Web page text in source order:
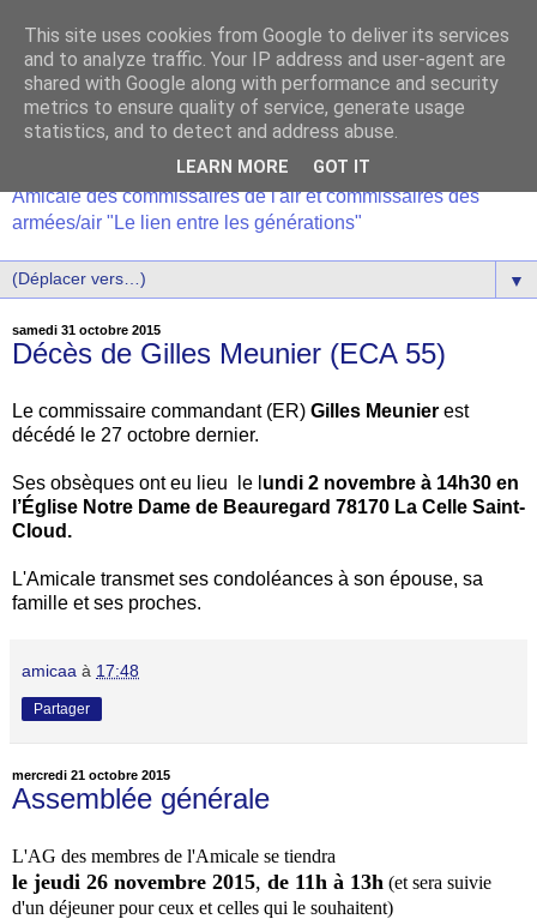
Amicale des commissaires de l'air et commissaires des
armées/air "Le lien entre les générations"
▼
samedi 31 octobre 2015
Décès de Gilles Meunier (ECA 55)
Le commissaire commandant (ER) Gilles Meunier est
décédé le 27 octobre dernier.
Ses obsèques ont eu lieu le l undi 2 novembre à 14h30 en
l’Église Notre Dame de Beauregard 78170 La Celle Saint-
Cloud.
L'Amicale transmet ses condoléances à son épouse, sa
famille et ses proches.
amicaa à 17:48
Partager
mercredi 21 octobre 2015
Assemblée générale
L'AG des membres de l'Amicale se tiendra
le jeudi 26 novembre 2015, de 11h à 13h (et sera suivie
d'un déjeuner pour ceux et celles qui le souhaitent)
This site uses cookies from Google to deliver its services
and to analyze traffic. Your IP address and user-agent are
shared with Google along with performance and security
metrics to ensure quality of service, generate usage
statistics, and to detect and address abuse.
LEARN MORE GOT IT